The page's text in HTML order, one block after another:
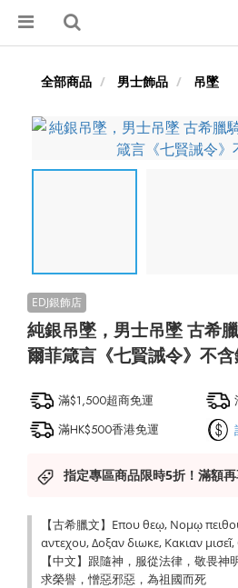
全部商品 男士飾品 吊墜
純銀吊墜，男士吊墜 古希
爾菲箴言《七賢誡令》不含
滿$1,500超商免運
滿HK$500香港免運
指定專區商品限時5折！滿額再
【古希臘文】Επου θεῳ, Νομῳ
αντεχου, Δοξαν διωκε, Κακιαν
【中文】跟隨神，服從法律，敬畏
求榮譽，憎惡邪惡，為祖國而死